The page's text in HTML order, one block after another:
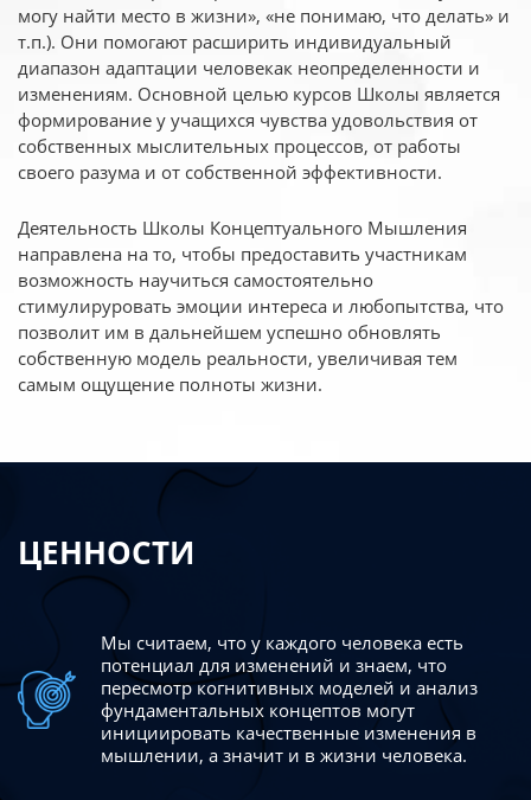
могу найти место в жизни», «не понимаю, что делать» и
т.п.). Они помогают расширить индивидуальный
диапазон адаптации человекак неопределенности и
изменениям. Основной целью курсов Школы является
формирование у учащихся чувства удовольствия от
собственных мыслительных процессов, от работы
своего разума и от собственной эффективности.
Деятельность Школы Концептуального Мышления
направлена на то, чтобы предоставить участникам
возможность научиться самостоятельно
стимулируровать эмоции интереса и любопытства, что
позволит им в дальнейшем успешно обновлять
собственную модель реальности, увеличивая тем
самым ощущение полноты жизни.
ЦЕННОСТИ
Мы считаем, что у каждого человека есть
потенциал для изменений и знаем, что
пересмотр когнитивных моделей и анализ
фундаментальных концептов могут
инициировать качественные изменения в
мышлении, а значит и в жизни человека.